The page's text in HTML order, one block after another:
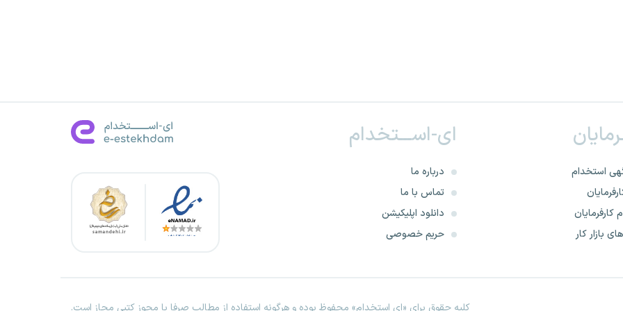
استخدام
کارفرمایان
بازار کار
ای-اســـتخدام
درباره ما
تماس با ما
دانلود اپلیکیشن
حریم خصوصی
کلیه حقوق برای «ای استخدام» محفوظ بوده و هرگونه استفاده از مطالب صرفا با مجوز کتبی مجاز است.